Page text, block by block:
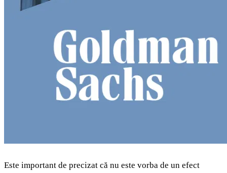
Este important de precizat că nu este vorba de un efect